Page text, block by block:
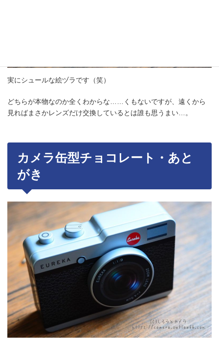
実にシュールな絵ヅラです（笑）
どちらが本物なのか全くわからな……くもないですが、遠くから
見ればまさかレンズだけ交換しているとは誰も思うまい…。
カメラ缶型チョコレート・あと
がき